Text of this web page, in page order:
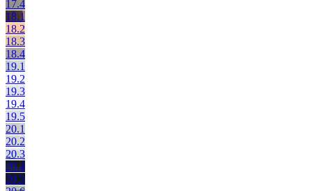
17.4
18.1
18.2
18.3
18.4
19.1
19.2
19.3
19.4
19.5
20.1
20.2
20.3
20.4
20.5